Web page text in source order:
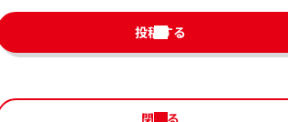
投稿する